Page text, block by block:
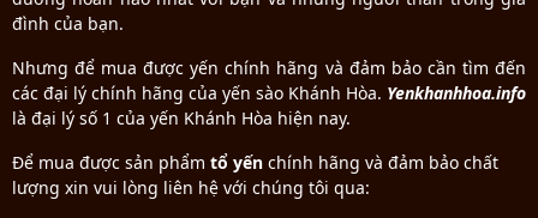
đình của bạn.
Nhưng để mua được yến chính hãng và đảm bảo cần tìm đến
các đại lý chính hãng của yến sào Khánh Hòa. Yenkhanhhoa.info
là đại lý số 1 của yến Khánh Hòa hiện nay.
Để mua được sản phẩm tổ yến chính hãng và đảm bảo chất
lượng xin vui lòng liên hệ với chúng tôi qua: